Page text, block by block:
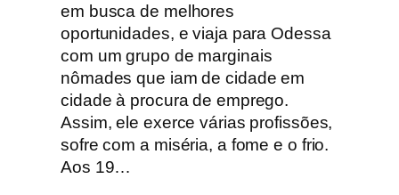
em busca de melhores
oportunidades, e viaja para Odessa
com um grupo de marginais
nômades que iam de cidade em
cidade à procura de emprego.
Assim, ele exerce várias profissões,
sofre com a miséria, a fome e o frio.
Aos 19…